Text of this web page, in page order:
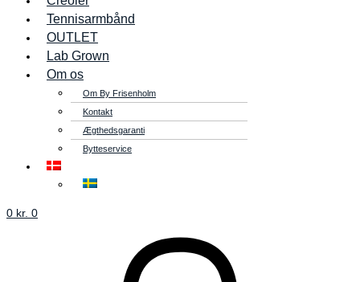
Tennisarmbånd
OUTLET
Lab Grown
Om os
Om By Frisenholm
Kontakt
Ægthedsgaranti
Bytteservice
0 kr. 0